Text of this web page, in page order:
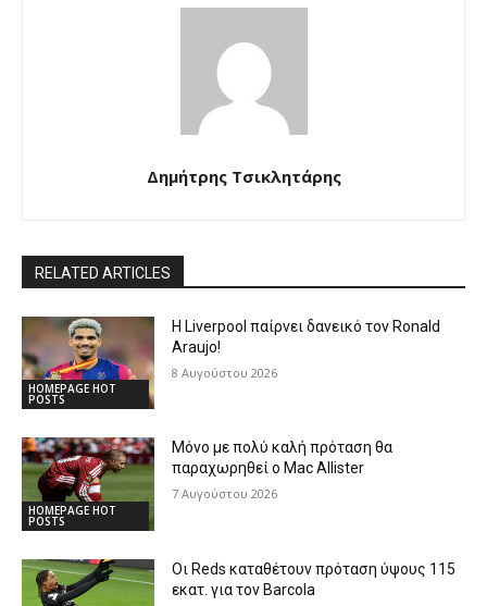
Δημήτρης Τσικλητάρης
RELATED ARTICLES
HOMEPAGE HOT
POSTS
Η Liverpool παίρνει δανεικό τον Ronald
Araujo!
8 Αυγούστου 2026
HOMEPAGE HOT
POSTS
Μόνο με πολύ καλή πρόταση θα
παραχωρηθεί ο Mac Allister
7 Αυγούστου 2026
Οι Reds καταθέτουν πρόταση ύψους 115
εκατ. για τον Barcola